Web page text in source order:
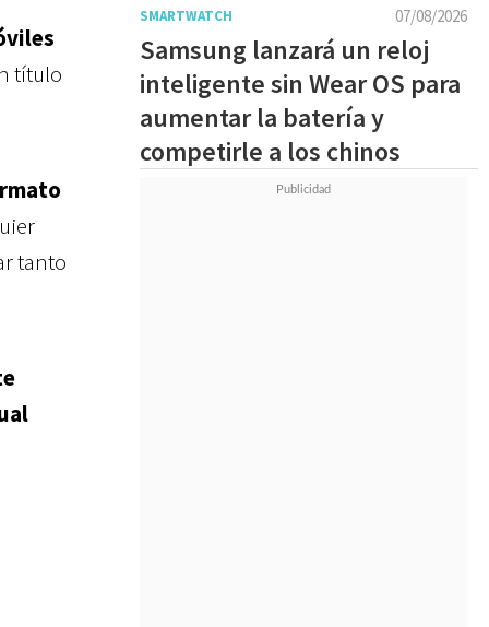
título
tanto
07/08/2026
SMARTWATCH
Samsung lanzará un reloj
inteligente sin Wear OS para
aumentar la batería y
competirle a los chinos